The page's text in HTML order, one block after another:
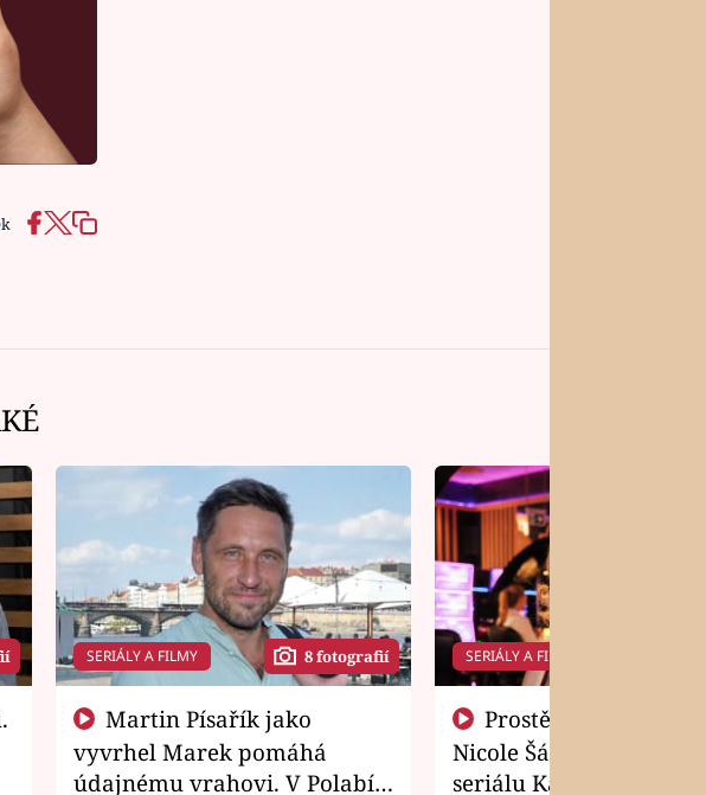
SERIÁLY A FILMY 8 fotografií
vyvrhel Marek pomáhá
údajnému vrahovi. V Polabí
SERIÁLY A FILMY
Nicole Šáchová získala
seriálu Kamarádi